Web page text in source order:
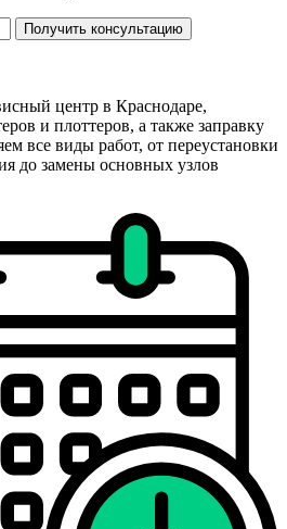
Получить консультацию
центр в Краснодаре,
и плоттеров, а также заправку
все виды работ, от переустановки
до замены основных узлов